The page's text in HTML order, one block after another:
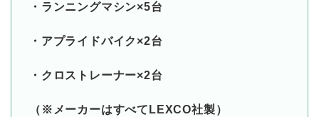
・ランニングマシン×5台
・アプライドバイク×2台
・クロストレーナー×2台
（※メーカーはすべてLEXCO社製）